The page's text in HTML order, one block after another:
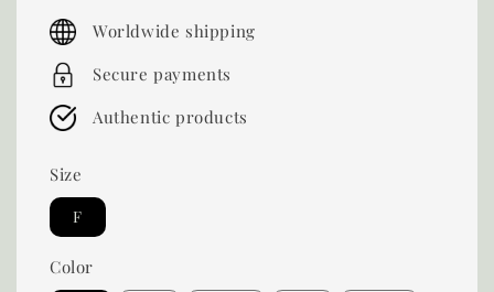
price
Worldwide shipping
Secure payments
Authentic products
Size
F
Color